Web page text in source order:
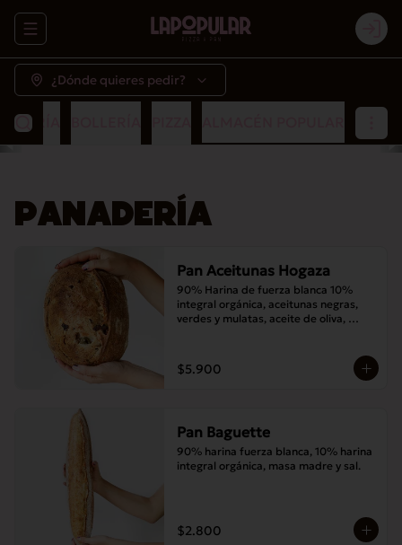
Abrir menu de navegación
¿Dónde quieres pedir?
PANADERÍA
Pan Aceitunas Hogaza
90% Harina de fuerza blanca 10%
integral orgánica, aceitunas negras,
verdes y mulatas, aceite de oliva,
$5.900
Pan Baguette
90% harina fuerza blanca, 10% harina
integral orgánica, masa madre y sal.
$2.800